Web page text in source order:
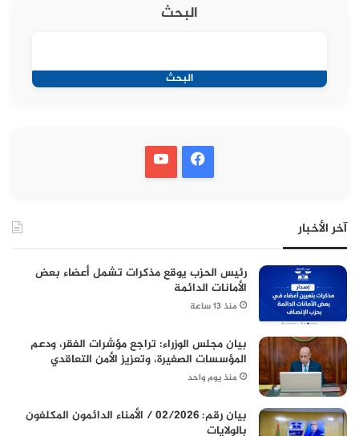
البحث
البحث
آخر الأخبار
رئيس الحزب يوقع مذكرات تشمل أعضاء بعض
الأمانات الدائمة
منذ 13 ساعة
بيان مجلس الوزراء: تراجع مؤشرات الفقر، ودعم
المؤسسات الصغيرة، وتعزيز الأمن التعاقدي
منذ يوم واحد
بيان رقم: 02/2026 / الأمناء الدائمون المكلفون
بالولايات